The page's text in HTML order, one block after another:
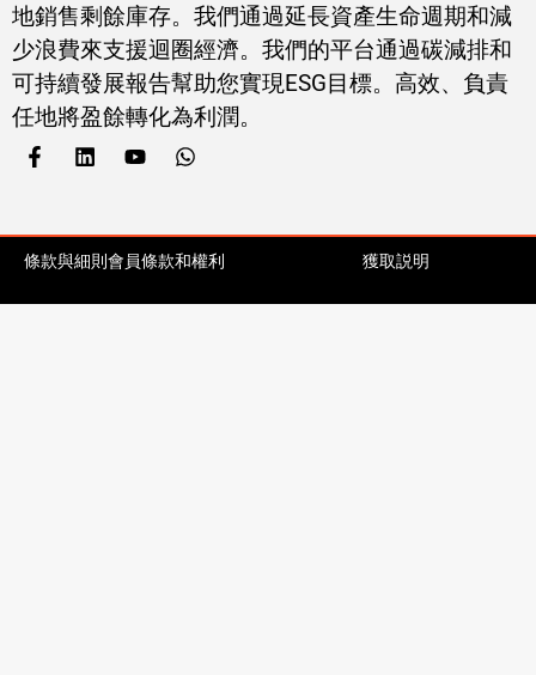
地銷售剩餘庫存。我們通過延長資產生命週期和減
少浪費來支援迴圈經濟。我們的平台通過碳減排和
可持續發展報告幫助您實現ESG目標。高效、負責
任地將盈餘轉化為利潤。
條款與細則會員條款和權利 獲取説明